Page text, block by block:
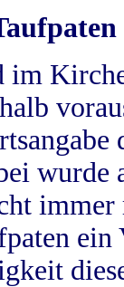
im
wurde